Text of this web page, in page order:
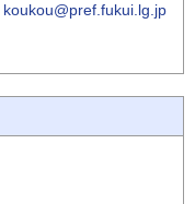
koukou@pref.fukui.lg.jp